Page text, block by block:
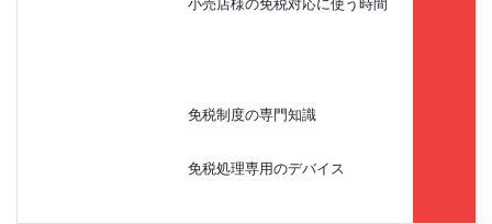
小売店様の免税対応に使う時間
免税制度の専門知識
免税処理専用のデバイス